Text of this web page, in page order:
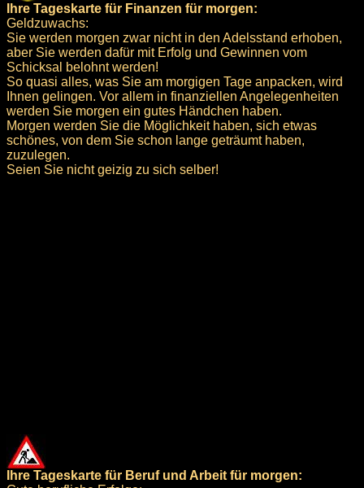
Ihre Tageskarte für Finanzen für morgen:
Geldzuwachs:
Sie werden morgen zwar nicht in den Adelsstand erhoben,
aber Sie werden dafür mit Erfolg und Gewinnen vom
Schicksal belohnt werden!
So quasi alles, was Sie am morgigen Tage anpacken, wird
Ihnen gelingen. Vor allem in finanziellen Angelegenheiten
werden Sie morgen ein gutes Händchen haben.
Morgen werden Sie die Möglichkeit haben, sich etwas
schönes, von dem Sie schon lange geträumt haben,
zuzulegen.
Seien Sie nicht geizig zu sich selber!
Ihre Tageskarte für Beruf und Arbeit für morgen: